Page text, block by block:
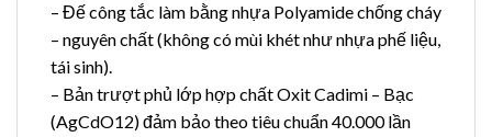
– Đế công tắc làm bằng nhựa Polyamide chống cháy
– nguyên chất (không có mùi khét như nhựa phế liệu,
tái sinh).
– Bản trượt phủ lớp hợp chất Oxit Cadimi – Bạc
(AgCdO12) đảm bảo theo tiêu chuẩn 40.000 lần